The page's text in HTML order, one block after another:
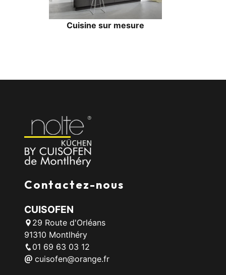
Cuisine sur mesure
Contactez-nous
CUISOFEN
29 Route d'Orléans
91310 Montlhéry
01 69 63 03 12
cuisofen@orange.fr